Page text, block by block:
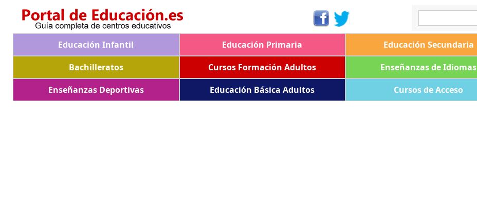
Educación Infantil Educación Primaria Educación Secundaria
Bachilleratos
Cursos Formación Adultos Enseñanzas de Idiomas
Enseñanzas Deportivas
Educación Básica Adultos Cursos de Acceso